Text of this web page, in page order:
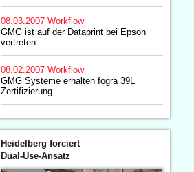
08.03.2007 Workflow
GMG ist auf der Dataprint bei Epson
vertreten
08.02.2007 Workflow
GMG Systeme erhalten fogra 39L
Zertifizierung
Heidelberg forciert
Dual-Use-Ansatz